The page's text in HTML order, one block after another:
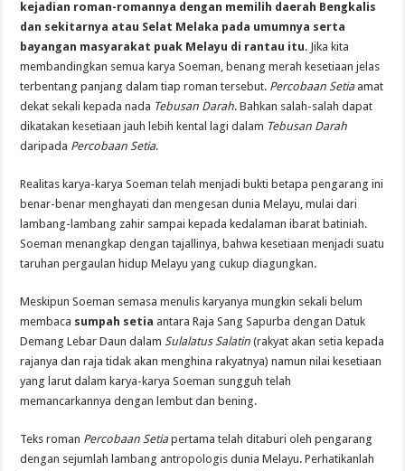
kejadian roman-romannya dengan memilih daerah Bengkalis
dan sekitarnya atau Selat Melaka pada umumnya serta
bayangan masyarakat puak Melayu di rantau itu. Jika kita
membandingkan semua karya Soeman, benang merah kesetiaan jelas
terbentang panjang dalam tiap roman tersebut. Percobaan Setiaamat
dekat sekali kepada nada Tebusan Darah. Bahkan salah-salah dapat
dikatakan kesetiaan jauh lebih kental lagi dalam Tebusan Darah
daripada Percobaan Setia.
Realitas karya-karya Soeman telah menjadi bukti betapa pengarang ini
benar-benar menghayati dan mengesan dunia Melayu, mulai dari
lambang-lambang zahir sampai kepada kedalaman ibarat batiniah.
Soeman menangkap dengan tajallinya, bahwa kesetiaan menjadi suatu
taruhan pergaulan hidup Melayu yang cukup diagungkan.
Meskipun Soeman semasa menulis karyanya mungkin sekali belum
membaca sumpah setia antara Raja Sang Sapurba dengan Datuk
Demang Lebar Daun dalamSulalatus Salatin (rakyat akan setia kepada
rajanya dan raja tidak akan menghina rakyatnya) namun nilai kesetiaan
yang larut dalam karya-karya Soeman sungguh telah
memancarkannya dengan lembut dan bening.
Teks roman Percobaan Setiapertama telah ditaburi oleh pengarang
dengan sejumlah lambang antropologis dunia Melayu. Perhatikanlah